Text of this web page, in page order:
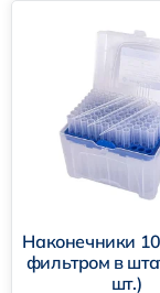
Наконечники
фильтром в
шт.)